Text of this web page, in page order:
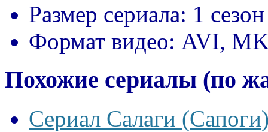
Размер сериала: 1
Формат видео: AVI,
Похожие сериалы (по
Сериал Салаги